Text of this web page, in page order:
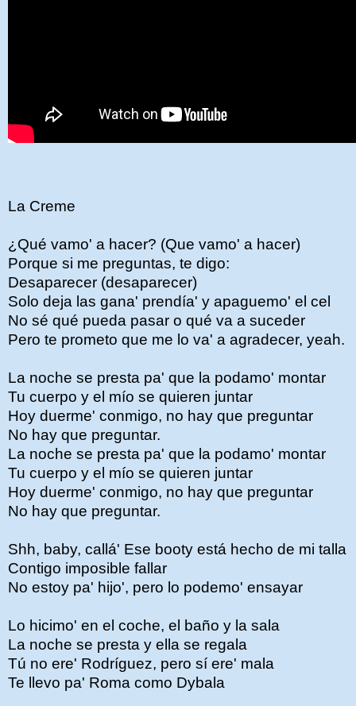
La Creme
¿Qué vamo' a hacer? (Que vamo' a hacer)
Porque si me preguntas, te digo:
Desaparecer (desaparecer)
Solo deja las gana' prendía' y apaguemo' el cel
No sé qué pueda pasar o qué va a suceder
Pero te prometo que me lo va' a agradecer, yeah.
La noche se presta pa' que la podamo' montar
Tu cuerpo y el mío se quieren juntar
Hoy duerme' conmigo, no hay que preguntar
No hay que preguntar.
La noche se presta pa' que la podamo' montar
Tu cuerpo y el mío se quieren juntar
Hoy duerme' conmigo, no hay que preguntar
No hay que preguntar.
Shh, baby, callá' Ese booty está hecho de mi talla
Contigo imposible fallar
No estoy pa' hijo', pero lo podemo' ensayar
Lo hicimo' en el coche, el baño y la sala
La noche se presta y ella se regala
Tú no ere' Rodríguez, pero sí ere' mala
Te llevo pa' Roma como Dybala